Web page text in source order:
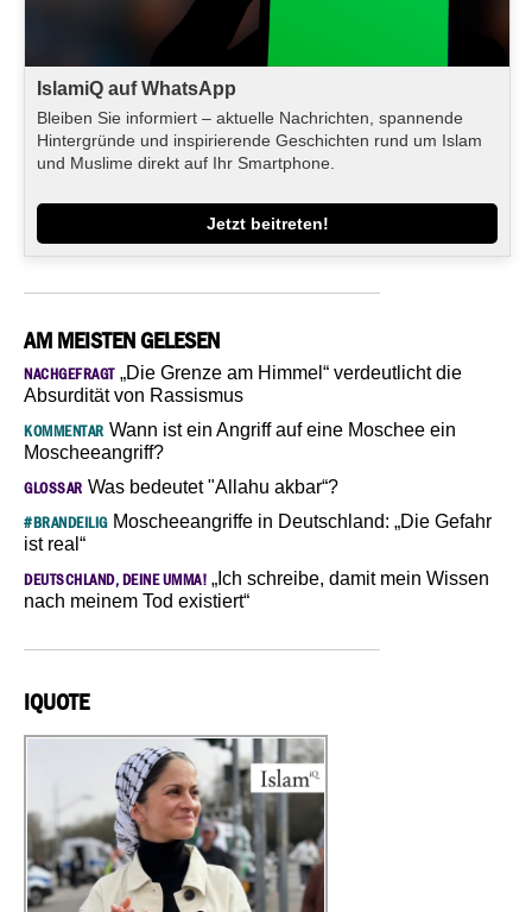
IslamiQ auf WhatsApp
Bleiben Sie informiert – aktuelle Nachrichten, spannende
Hintergründe und inspirierende Geschichten rund um Islam
und Muslime direkt auf Ihr Smartphone.
Jetzt beitreten!
AM MEISTEN GELESEN
NACHGEFRAGT„Die Grenze am Himmel“ verdeutlicht die
Absurdität von Rassismus
KOMMENTAR Wann ist ein Angriff auf eine Moschee ein
Moscheeangriff?
GLOSSAR Was bedeutet "Allahu akbar“?
#BRANDEILIGMoscheeangriffe in Deutschland: „Die Gefahr
ist real“
DEUTSCHLAND, DEINE UMMA! „Ich schreibe, damit mein Wissen
nach meinem Tod existiert“
IQUOTE